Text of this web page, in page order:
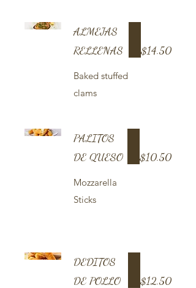
ALMEJAS
RELLENAS
Baked stuffed
clams
$14.50
PALITOS
DE QUESO
Mozzarella
Sticks
$10.50
DEDITOS
DE POLLO
$12.50